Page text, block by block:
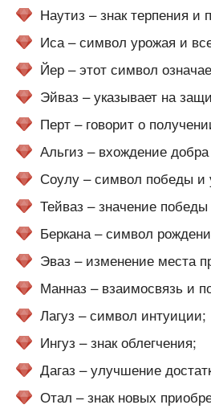
Наутиз – знак терпения и
Иса – символ урожая и
Йер – этот символ
Эйваз – указывает на
Перт – говорит о
Альгиз – вхождение
Соулу – символ победы и
Тейваз – значение
Беркана – символ
Эваз – изменение места
Манназ – взаимосвязь и
Лагуз – символ интуиции;
Ингуз – знак облегчения;
Дагаз – улучшение
Отал – знак новых